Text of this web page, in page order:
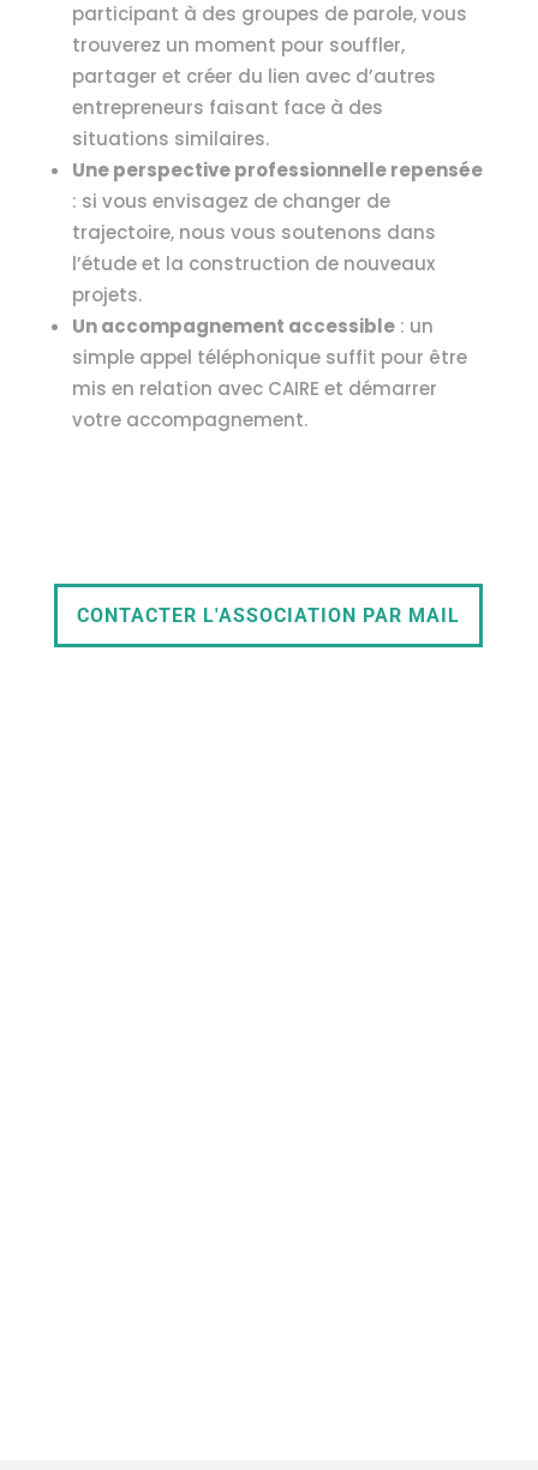
participant à des groupes de parole, vous
trouverez un moment pour souffler,
partager et créer du lien avec d’autres
entrepreneurs faisant face à des
situations similaires.
Une perspective professionnelle repensée
: si vous envisagez de changer de
trajectoire, nous vous soutenons dans
l’étude et la construction de nouveaux
projets.
Un accompagnement accessible: un
simple appel téléphonique suffit pour être
mis en relation avec CAIRE et démarrer
votre accompagnement.
CONTACTER L'ASSOCIATION PAR MAIL